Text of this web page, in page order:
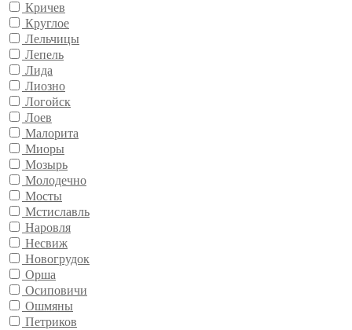
Кричев
Круглое
Лельчицы
Лепель
Лида
Лиозно
Логойск
Лоев
Малорита
Миоры
Мозырь
Молодечно
Мосты
Мстиславль
Наровля
Несвиж
Новогрудок
Орша
Осиповичи
Ошмяны
Петриков